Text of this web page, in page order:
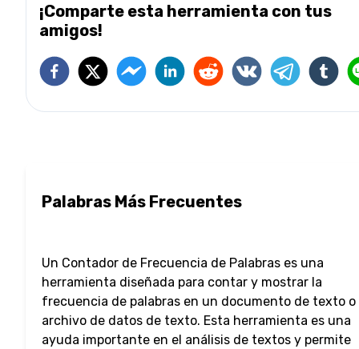
¡Comparte esta herramienta con tus
amigos!
Palabras Más Frecuentes
Un Contador de Frecuencia de Palabras es una
herramienta diseñada para contar y mostrar la
frecuencia de palabras en un documento de texto o
archivo de datos de texto. Esta herramienta es una
ayuda importante en el análisis de textos y permite